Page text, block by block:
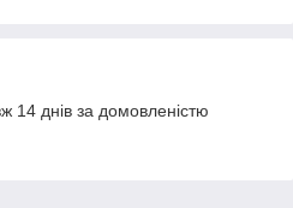
14 днів за домовленістю